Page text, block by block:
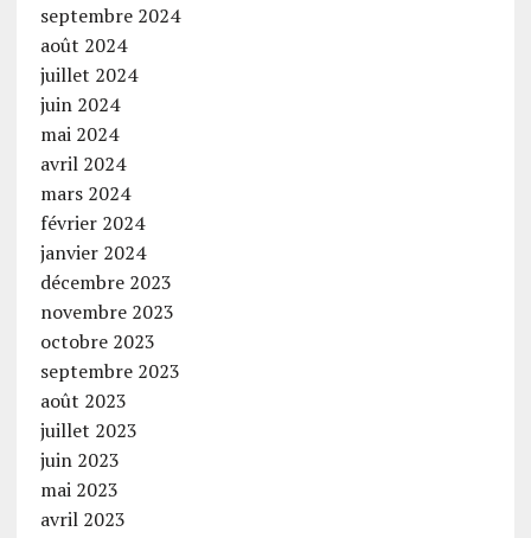
septembre 2024
août 2024
juillet 2024
juin 2024
mai 2024
avril 2024
mars 2024
février 2024
janvier 2024
décembre 2023
novembre 2023
octobre 2023
septembre 2023
août 2023
juillet 2023
juin 2023
mai 2023
avril 2023